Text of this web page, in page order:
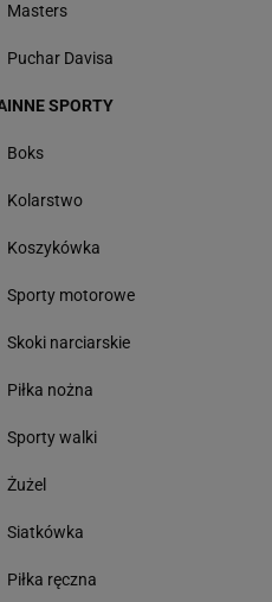
Masters
Puchar Davisa
INNE SPORTY
Boks
Kolarstwo
Koszykówka
Sporty motorowe
Skoki narciarskie
Piłka nożna
Sporty walki
Żużel
Siatkówka
Piłka ręczna